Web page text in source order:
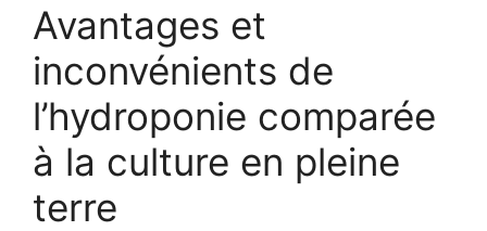
Avantages et
inconvénients de
l’hydroponie comparée
à la culture en pleine
terre